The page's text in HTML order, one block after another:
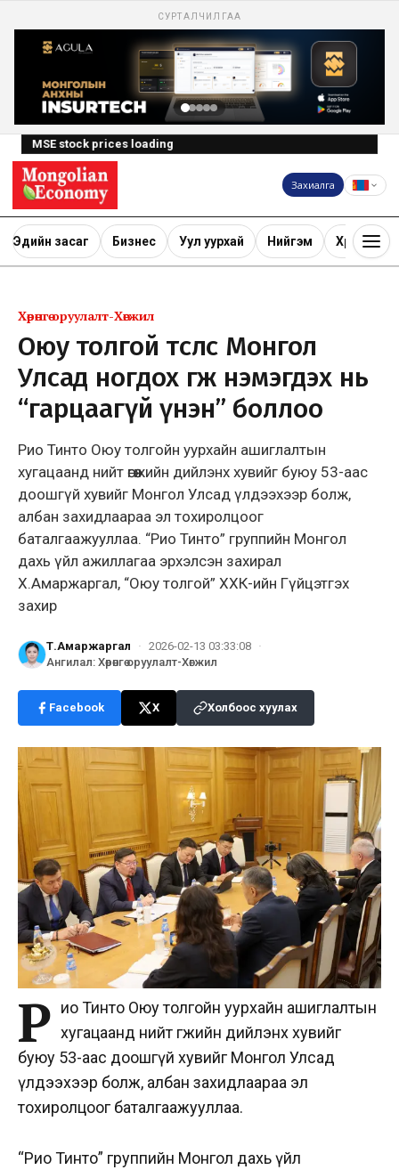
СУРТАЛЧИЛГАА
MSE stock prices loading
Захиалга
Эдийн засаг Бизнес Уул уурхай Нийгэм Хөрөнгө
Хөрөнгө оруулалт-Хөгжил
Оюу толгой төслөөс Монгол
Улсад ногдох өгөөж нэмэгдэх нь
“гарцаагүй үнэн” боллоо
Рио Тинто Оюу толгойн уурхайн ашиглалтын
хугацаанд нийт өгөөжийн дийлэнх хувийг буюу 53-аас
доошгүй хувийг Монгол Улсад үлдээхээр болж,
албан захидлаараа эл тохиролцоог
баталгаажууллаа. “Рио Тинто” группийн Монгол
дахь үйл ажиллагаа эрхэлсэн захирал
Х.Амаржаргал, “Оюу толгой” ХХК-ийн Гүйцэтгэх
захир
Т.Амаржаргал · 2026-02-13 03:33:08 ·
Ангилал: Хөрөнгө оруулалт-Хөгжил
Facebook X Холбоос хуулах
Р ио Тинто Оюу толгойн уурхайн ашиглалтын
хугацаанд нийт өгөөжийн дийлэнх хувийг
буюу 53-аас доошгүй хувийг Монгол Улсад
үлдээхээр болж, албан захидлаараа эл
тохиролцоог баталгаажууллаа.
“Рио Тинто” группийн Монгол дахь үйл